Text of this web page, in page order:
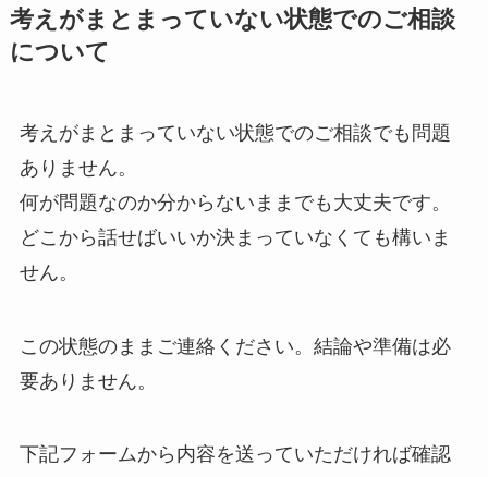
考えがまとまっていない状態でのご相談
について
考えがまとまっていない状態でのご相談でも問題
ありません。
何が問題なのか分からないままでも大丈夫です。
どこから話せばいいか決まっていなくても構いま
せん。
この状態のままご連絡ください。結論や準備は必
要ありません。
下記フォームから内容を送っていただければ確認